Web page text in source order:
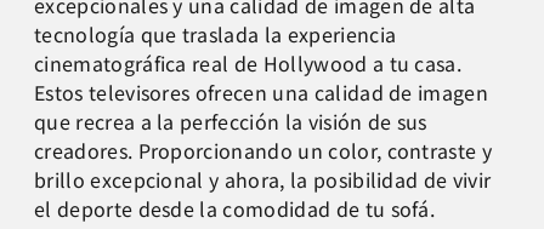
tecnología que traslada la experiencia
cinematográfica real de Hollywood a tu casa.
Estos televisores ofrecen una calidad de imagen
que recrea a la perfección la visión de sus
creadores. Proporcionando un color, contraste y
brillo excepcional y ahora, la posibilidad de vivir
el deporte desde la comodidad de tu sofá.